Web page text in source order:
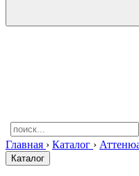
Главная › Каталог ›
Каталог